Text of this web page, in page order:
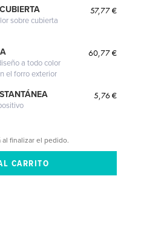
sobre cubierta
57,77 €
a todo color
el forro exterior
60,77 €
5,76 €
al finalizar el pedido.